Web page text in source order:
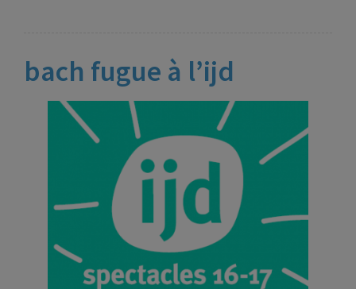
bach fugue à l’ijd